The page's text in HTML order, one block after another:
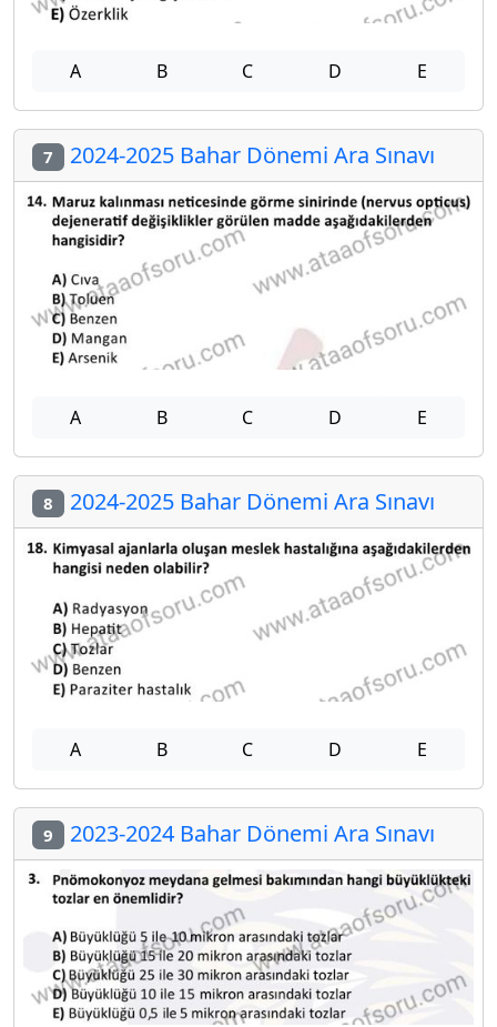
A B C D E
7 2024-2025 Bahar Dönemi Ara Sınavı
A B C D E
8 2024-2025 Bahar Dönemi Ara Sınavı
A B C D E
9 2023-2024 Bahar Dönemi Ara Sınavı